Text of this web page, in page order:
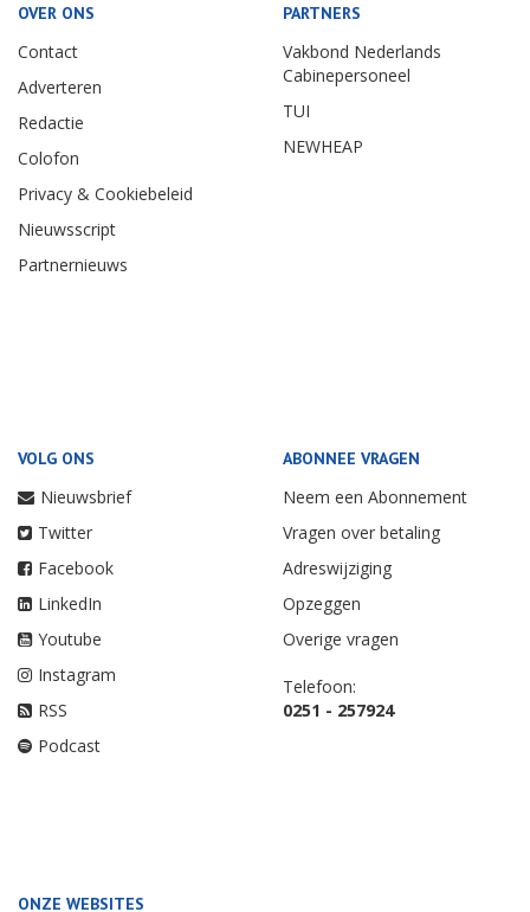
OVER ONS
Contact
Adverteren
Redactie
Colofon
Privacy & Cookiebeleid
Nieuwsscript
Partnernieuws
PARTNERS
Vakbond Nederlands
Cabinepersoneel
TUI
NEWHEAP
VOLG ONS
Nieuwsbrief
Twitter
Facebook
LinkedIn
Youtube
Instagram
RSS
Podcast
ABONNEE VRAGEN
Neem een Abonnement
Vragen over betaling
Adreswijziging
Opzeggen
Overige vragen
Telefoon:
0251 - 257924
ONZE WEBSITES